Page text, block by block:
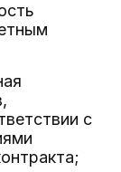
с